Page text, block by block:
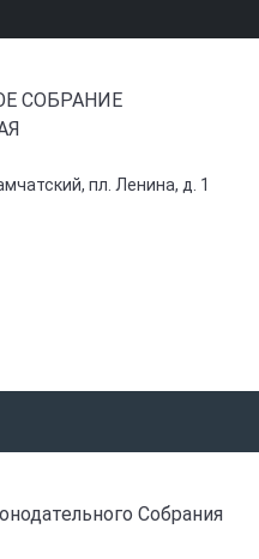
СОБРАНИЕ
пл. Ленина, д. 1
Собрания